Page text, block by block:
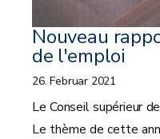
Nouveau
de l'emploi
26. Februar 2021
Le Conseil supérieur
Le thème de cette